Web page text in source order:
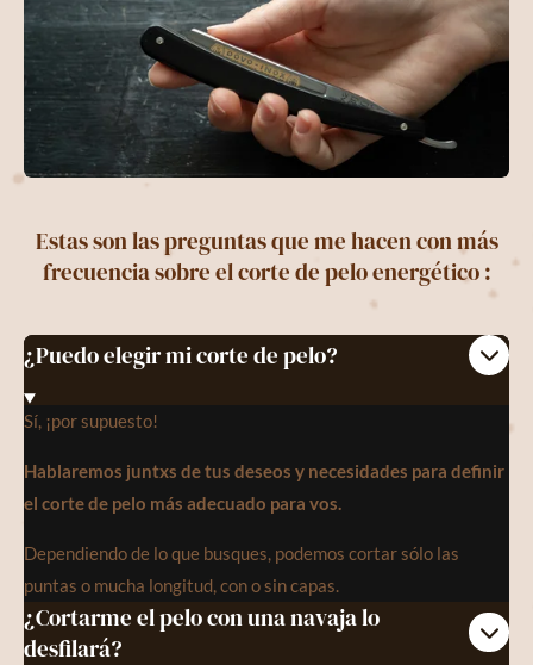
Estas son las preguntas que me hacen con más
frecuencia sobre el corte de pelo energético :
¿Puedo elegir mi corte de pelo?
Sí, ¡por supuesto!
Hablaremos juntxs de tus deseos y necesidades para definir
el corte de pelo más adecuado para vos.
Dependiendo de lo que busques, podemos cortar sólo las
puntas o mucha longitud, con o sin capas.
¿Cortarme el pelo con una navaja lo
desfilará?